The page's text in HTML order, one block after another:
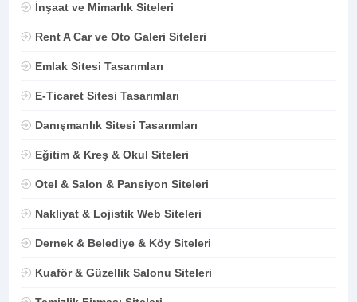
İnşaat ve Mimarlık Siteleri
Rent A Car ve Oto Galeri Siteleri
Emlak Sitesi Tasarımları
E-Ticaret Sitesi Tasarımları
Danışmanlık Sitesi Tasarımları
Eğitim & Kreş & Okul Siteleri
Otel & Salon & Pansiyon Siteleri
Nakliyat & Lojistik Web Siteleri
Dernek & Belediye & Köy Siteleri
Kuaför & Güzellik Salonu Siteleri